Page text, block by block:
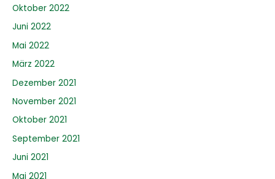
Oktober 2022
Juni 2022
Mai 2022
März 2022
Dezember 2021
November 2021
Oktober 2021
September 2021
Juni 2021
Mai 2021